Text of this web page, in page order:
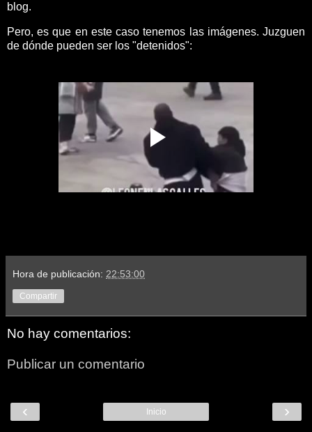
blog.
Pero, es que en este caso tenemos las imágenes. Juzguen
de dónde pueden ser los "detenidos":
Hora de publicación: 22:53:00
Compartir
No hay comentarios:
Publicar un comentario
‹ ›
Inicio